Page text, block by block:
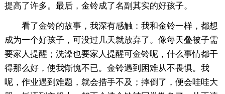
提高了许多。最后，金铃成了名副其实的好孩子。
看了金铃的故事，我深有感触：我和金铃一样，都想
成为一个好孩子，可没过几天就放弃了。像每天叠被子需
要家人提醒；洗澡也要家人提醒可金铃呢，什么事情都干
得那么好，使我惭愧不已。金铃遇到困难从不畏惧。我
呢，作业遇到难题，就会措手不及；摔倒了，便会哇哇大